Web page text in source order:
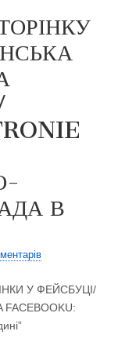
В
У ФЕЙСБУЦІ/
FACEBOOKU: